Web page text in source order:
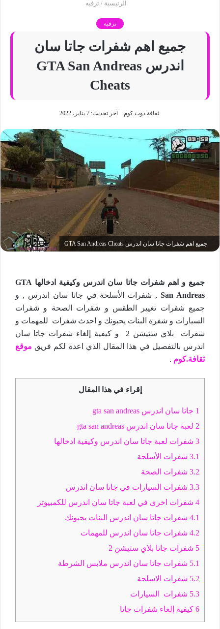
الرئيسية / ترفيه
ترفيه
جميع اهم شفرات جاتا سان
اندرس GTA San Andreas
Cheats
ثقافة دوت كوم آخر تحديث: 7 يناير، 2022
جميع اهم شفرات جاتا سان اندرس GTA San Andreas Cheats
جميع و اهم شفرات جاتا سان اندرس وكيفية ادخالها GTA
San Andreas, شفرات الأسلحة في جاتا سان اندرس , و
جميع شفرات تغيير الطقس و شفرات الصحة و شفرات
السيارات و شفرة البنات يحبونك و احدث شفرات للمهمات و
شفرات بلاي ستيشن 2 و كيفية إلغاء شفرات جاتا سان
اندرس بالتفصيل في هذا المقال الذي اعدة لكم فريق موقع
ثقافة.كوم .
إقراء في هذا المقال
1 جاتا سان اندرس gta san andreas
2 لعبة جاتا سان اندرس gta san andreas
3 شفرات لعبة جاتا سان اندرس وكيفية ادخالها
3.1 شفرات الأسلحة
3.2 شفرات الصحة
3.3 شفرات السيارات في جاتا سان اندرس
4 شفرات اخرى في لعبة جاتا سان اندرس للكمبيوتر
4.1 شفرات جاتا سان اندرس البنات يحبونك
4.2 شفرات جاتا سان اندرس للمهمات
5 شفرات جاتا بلاي ستيشن 2
5.1 شفرات جاتا سان اندرس ملابس الشرطة
5.2 شفرات الاسلحة
5.3 شفرات السيارات
6 كيفية إلغاء شفرات جاتا